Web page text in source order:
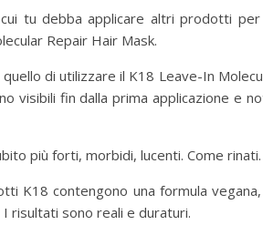
tu debba applicare altri prodotti
Repair Hair Mask.
quello di utilizzare il K18 Leave-In
visibili fin dalla prima applicazione e
più forti, morbidi, lucenti. Come rinati.
K18 contengono una formula
I risultati sono reali e duraturi.